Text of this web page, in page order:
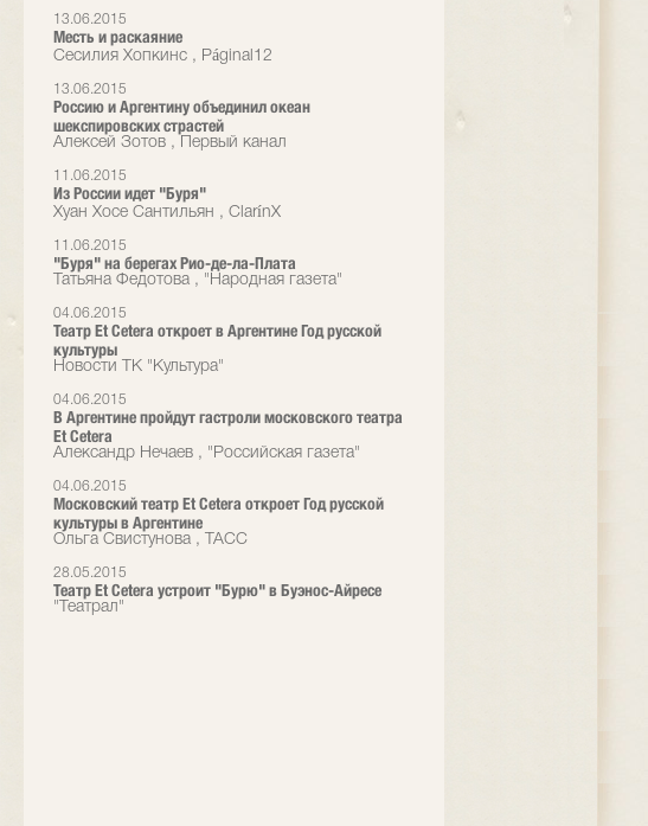
13.06.2015
Месть и раскаяние
Сесилия Хопкинс , Páginal12
13.06.2015
Россию и Аргентину объединил океан
шекспировских страстей
Алексей Зотов , Первый канал
11.06.2015
Из России идет "Буря"
Хуан Хосе Сантильян , ClarínX
11.06.2015
"Буря" на берегах Рио-де-ла-Плата
Татьяна Федотова , "Народная газета"
04.06.2015
Театр Et Cetera откроет в Аргентине Год русской
культуры
Новости ТК "Культура"
04.06.2015
В Аргентине пройдут гастроли московского театра
Et Cetera
Александр Нечаев , "Российская газета"
04.06.2015
Московский театр Et Cetera откроет Год русской
культуры в Аргентине
Ольга Свистунова , ТАСС
28.05.2015
Театр Et Cetera устроит "Бурю" в Буэнос-Айресе
"Театрал"